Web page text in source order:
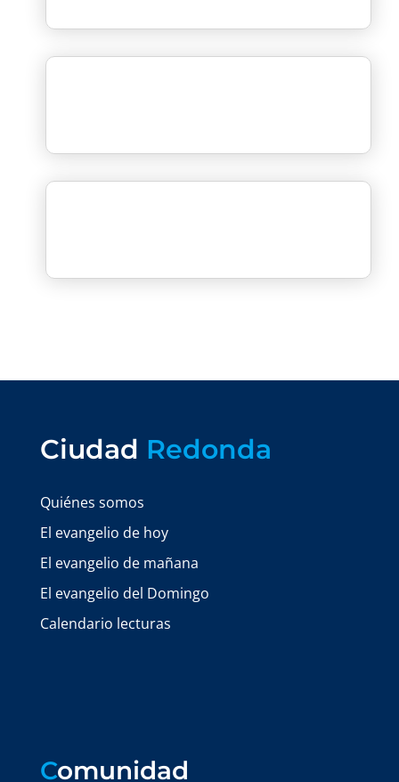
Ciudad Redonda
Quiénes somos
El evangelio de hoy
El evangelio de mañana
El evangelio del Domingo
Calendario lecturas
Comunidad